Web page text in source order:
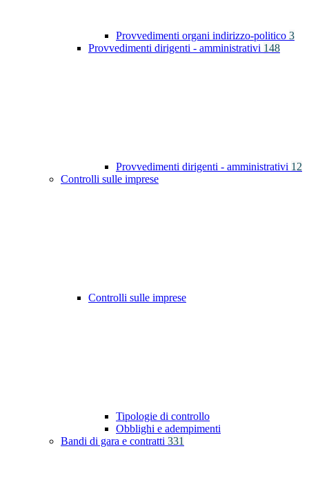
Provvedimenti organi indirizzo-politico 3
Provvedimenti dirigenti - amministrativi 148
Provvedimenti dirigenti - amministrativi 12
Controlli sulle imprese
Controlli sulle imprese
Tipologie di controllo
Obblighi e adempimenti
Bandi di gara e contratti 331